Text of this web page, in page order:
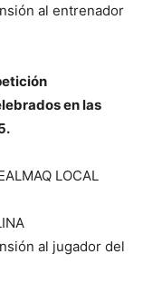
al entrenador
en las
LOCAL
al jugador del